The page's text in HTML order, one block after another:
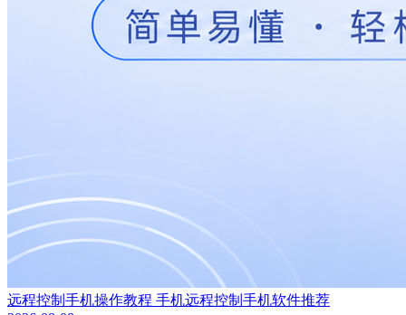
远程控制手机操作教程 手机远程控制手机软件推荐